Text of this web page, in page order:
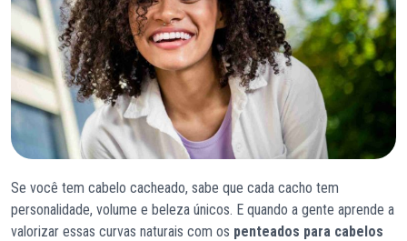
Se você tem cabelo cacheado, sabe que cada cacho tem
personalidade, volume e beleza únicos. E quando a gente aprende a
valorizar essas curvas naturais com os penteados para cabelos